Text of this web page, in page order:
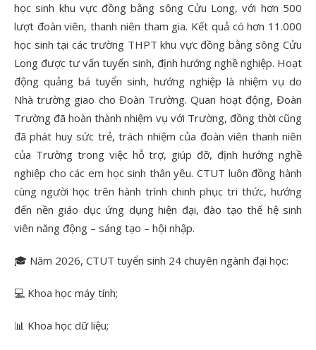
học sinh khu vực đồng bằng sông Cửu Long, với hơn 500
lượt đoàn viên, thanh niên tham gia. Kết quả có hơn 11.000
học sinh tại các trường THPT khu vực đồng bằng sông Cửu
Long được tư vấn tuyển sinh, định hướng nghề nghiệp. Hoạt
động quảng bá tuyển sinh, hướng nghiệp là nhiệm vụ do
Nhà trường giao cho Đoàn Trường. Quan hoạt động, Đoàn
Trường đã hoàn thành nhiệm vụ với Trường, đồng thời cũng
đã phát huy sức trẻ, trách nhiệm của đoàn viên thanh niên
của Trường trong việc hỗ trợ, giúp đỡ, định hướng nghề
nghiệp cho các em học sinh thân yêu. CTUT luôn đồng hành
cùng người học trên hành trình chinh phục tri thức, hướng
đến nền giáo dục ứng dụng hiện đại, đào tạo thế hệ sinh
viên năng động – sáng tạo – hội nhập.
🎓 Năm 2026, CTUT tuyển sinh 24 chuyên ngành đại học:
💻 Khoa học máy tính;
📊 Khoa học dữ liệu;